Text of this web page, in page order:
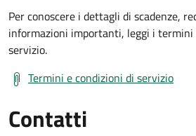
Per conoscere i dettagli di scadenze,
informazioni importanti, leggi i termini
servizio.
Termini e condizioni di servizio
Contatti